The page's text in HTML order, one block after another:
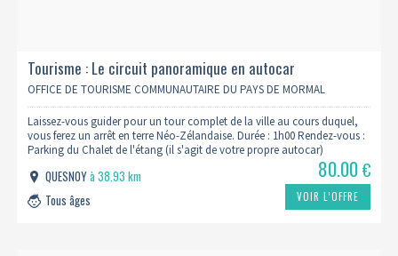
Tourisme : Le circuit panoramique en autocar
OFFICE DE TOURISME COMMUNAUTAIRE DU PAYS DE MORMAL
Laissez-vous guider pour un tour complet de la ville au cours duquel,
vous ferez un arrêt en terre Néo-Zélandaise. Durée : 1h00 Rendez-vous :
Parking du Chalet de l'étang (il s'agit de votre propre autocar)
QUESNOYà 38.93 km
Tous âges
80.00€
VOIR L’OFFRE